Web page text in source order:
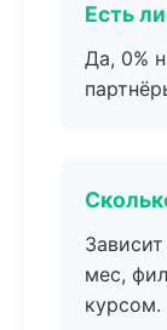
Есть
Да, 0%
мес,
курсом.